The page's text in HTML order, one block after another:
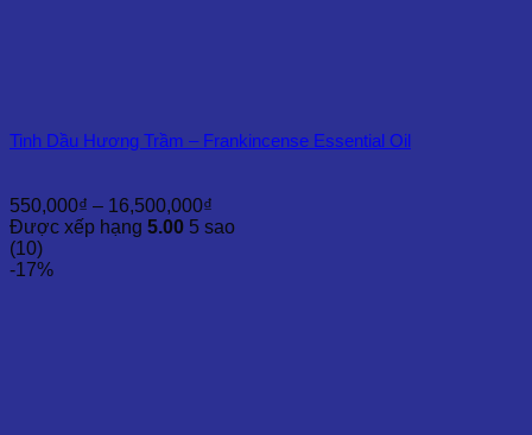
Tinh Dầu Hương Trầm – Frankincense Essential Oil
550,000₫ – 16,500,000₫
giá:
Được xếp hạng 5.00 5 sao
(10)
-17%